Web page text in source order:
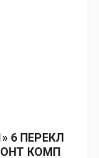
6 ПЕРЕКЛ
КОМП